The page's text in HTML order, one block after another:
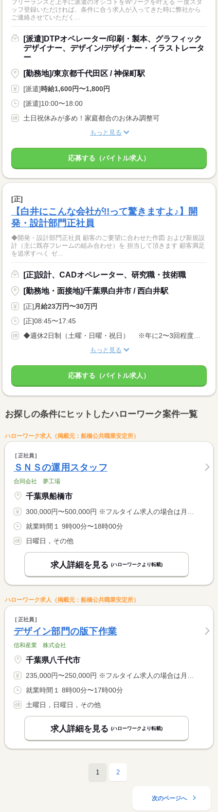
フリーランスと上手に派遣のオシゴトをWワークを叶える 一度スタ
ッフ登録いただければ、条件に合う求人が入ってきた時に弊社から
ご連絡させていただく...
[派遣]DTPオペレーター/印刷・製本、グラフィック
デザイナー、デザイン/デザイナー・イラストレータ
ー
[勤務地]/東京都千代田区 / 神保町駅
[派遣]時給1,600円〜1,800円
[派遣]10:00〜18:00
土日祝休みが多め！家庭都合のお休み調整可
もっと見る
応募する（バイトル求人）
[正]
【白井にこんな会社が!!って驚きますよ♪】開
発・設計部門正社員
◆開発・設計部門正社員 顧客のご要望に合わせた作図 および新規設
計（主に既存フレームの組み合わせ）を 担当して頂きます 顧客満足
を追求すべく ゼ...
[正]設計、CADオペレーター、研究職・技術職
[勤務地・面接地]/千葉県白井市 / 西白井駅
[正]月給23万円〜30万円
[正]08:45〜17:45
◆週休2日制（土曜・日曜・祝日） ※年に2〜3回程度土曜出社あり ※GW・夏季・年末年始休暇あり ※年間休日122日
もっと見る
応募する（バイトル求人）
お探しの条件にヒットしたハローワーク案件一覧
ハローワーク求人（掲載元：船橋公共職業安定所）
正社員
ＳＮＳの運用スタッフ
合同会社 夢工場
千葉県船橋市
300,000円〜500,000円 ※フルタイム求人の場合は月額（換算額）、パート求人の場合は時間額を表示しています。
就業時間１ 9時00分〜18時00分
日曜日，その他
求人詳細を見る (ハローワークより転載)
ハローワーク求人（掲載元：船橋公共職業安定所）
正社員
デザイン部門の版下作業
信和産業 株式会社
千葉県八千代市
235,000円〜250,000円 ※フルタイム求人の場合は月額（換算額）、パート求人の場合は時間額を表示しています。
就業時間１ 8時00分〜17時00分
土曜日，日曜日，その他
求人詳細を見る (ハローワークより転載)
1 2
次のページへ